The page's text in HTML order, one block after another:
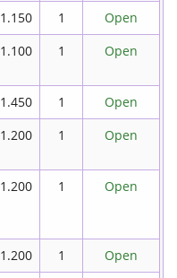
1.150 1
Open
1.100 1 Open
1.450 1
Open
1.200 1 Open
1.200 1 Open
1.200 1
Open